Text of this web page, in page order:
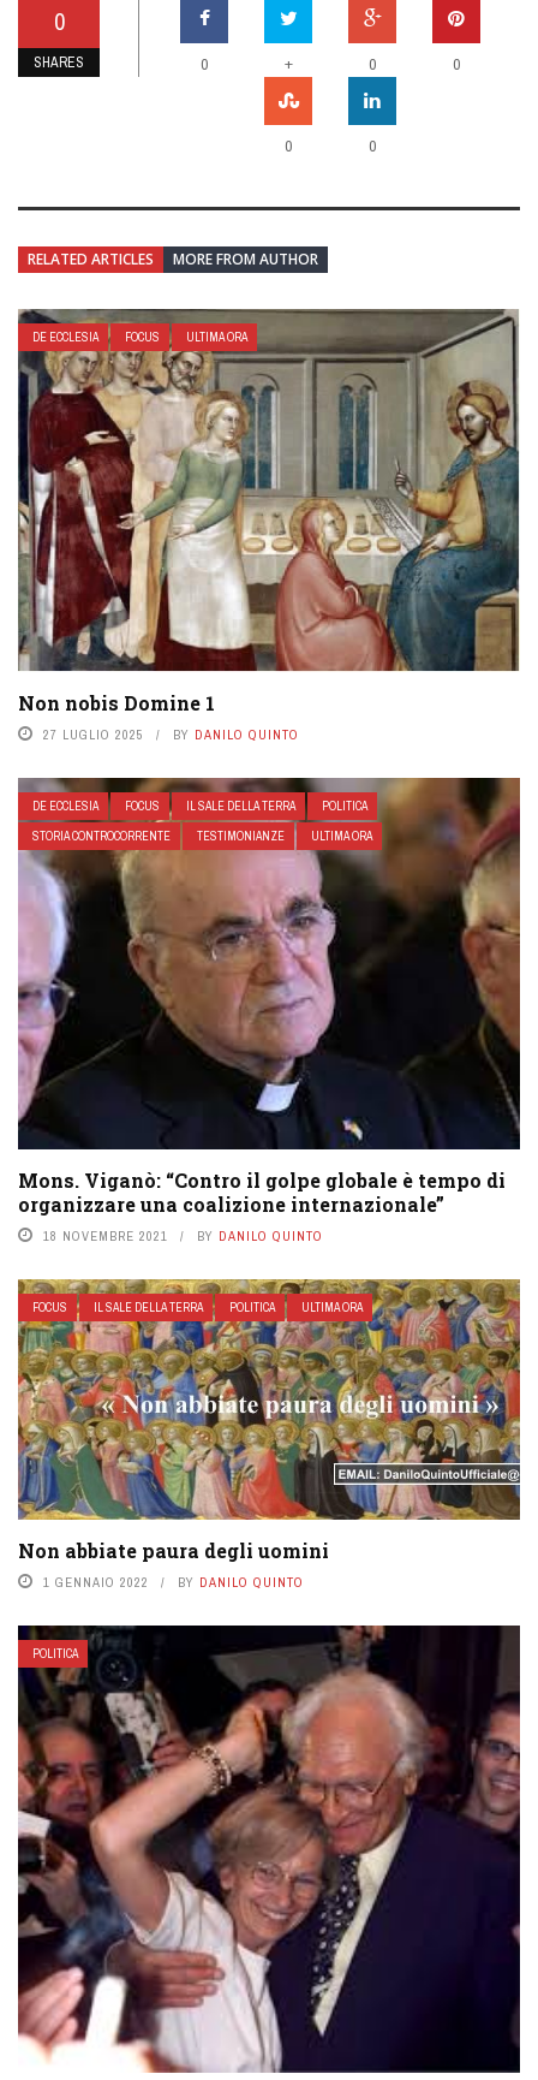
0
SHARES 0 + 0 0
0 0
RELATED ARTICLES MORE FROM AUTHOR
DE ECCLESIA FOCUS ULTIMA ORA
Non nobis Domine 1
27 LUGLIO 2025 BY DANILO QUINTO
DE ECCLESIA FOCUS IL SALE DELLA TERRA
POLITICA
STORIA CONTROCORRENTE
TESTIMONIANZE ULTIMA ORA
Mons. Viganò: “Contro il golpe globale è tempo di
organizzare una coalizione internazionale”
18 NOVEMBRE 2021 BY DANILO QUINTO
FOCUS IL SALE DELLA TERRA POLITICA ULTIMA ORA
Non abbiate paura degli uomini
1 GENNAIO 2022 BY DANILO QUINTO
POLITICA